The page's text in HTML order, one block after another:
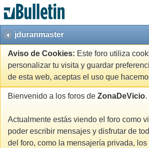
jduranmaster
Aviso de Cookies: Este foro utiliza
personalizar tu visita y guardar
de esta web, aceptas el uso que
Bienvenido a los foros de ZonaDeVicio.
Actualmente estás viendo el foro como
poder escribir mensajes y disfrutar de
del foro, como la mensajería privada,